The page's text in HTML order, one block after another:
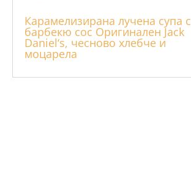
Карамелизирана лучена супа с
барбекю сос Оригинален Jack
Daniel‘s, чесново хлебче и
моцарела